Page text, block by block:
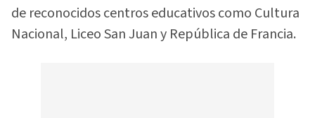
de reconocidos centros educativos como Cultura
Nacional, Liceo San Juan y República de Francia.